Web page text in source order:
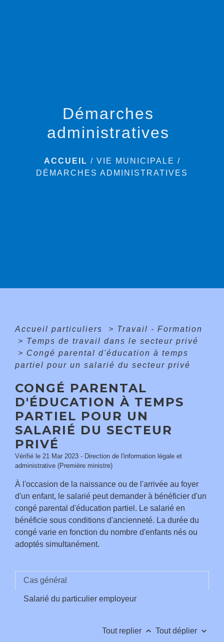
Démarches
administratives
ACCUEIL / VIE MUNICIPALE /
DÉMARCHES ADMINISTRATIVES
Accueil particuliers > Travail - Formation
> Temps de travail dans le secteur privé
> Congé parental d'éducation à temps
partiel pour un salarié du secteur privé
CONGÉ PARENTAL
D'ÉDUCATION À TEMPS
PARTIEL POUR UN
SALARIÉ DU SECTEUR
PRIVÉ
Vérifié le 21 Mar 2023 - Direction de l'information légale et
administrative (Première ministre)
À l'occasion de la naissance ou de l'arrivée au foyer
d'un enfant, le salarié peut demander à bénéficier d'un
congé parental d'éducation partiel. Le salarié en
bénéficie sous conditions d'ancienneté. La durée du
congé varie en fonction du nombre d'enfants nés ou
adoptés simultanément.
Cas général
Salarié du particulier employeur
Tout replier keyboard_arrow_up Tout déplier keyboard_arrow_down